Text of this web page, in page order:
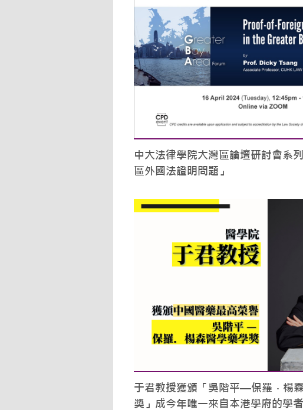
中大法律學院大灣區論壇研討會系
區外國法證明問題」
于君教授獲頒「吳階平—保羅．楊
獎」成今年唯一來自本港學府的學者